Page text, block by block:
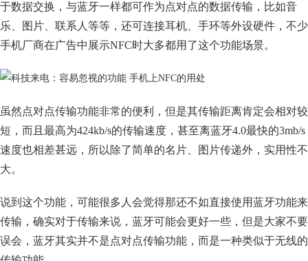
于数据交换，与蓝牙一样都可作为点对点的数据传输，比如音
乐、图片、联系人等等，还可连接耳机、手环等外设硬件，不少
手机厂商在广告中展示NFC时大多都用了这个功能场景。
虽然点对点传输功能非常的便利，但是其传输距离肯定会相对较
短，而且最高为424kb/s的传输速度，甚至离蓝牙4.0最快的3mb/s
速度也相差甚远，所以除了简单的名片、图片传递外，实用性不
大。
说到这个功能，可能很多人会觉得那还不如直接使用蓝牙功能来
传输，确实对于传输来说，蓝牙可能会更好一些，但是大家不要
误会，蓝牙其实并不是点对点传输功能，而是一种类似于无线的